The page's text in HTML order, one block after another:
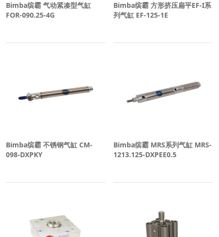
Bimba缤霸 气动紧凑型气缸
FOR-090.25-4G
Bimba缤霸 方形挤压扁平EF-I系
列气缸 EF-125-1E
Bimba缤霸 不锈钢气缸 CM-
098-DXPKY
Bimba缤霸 MRS系列气缸 MRS-
1213.125-DXPEE0.5